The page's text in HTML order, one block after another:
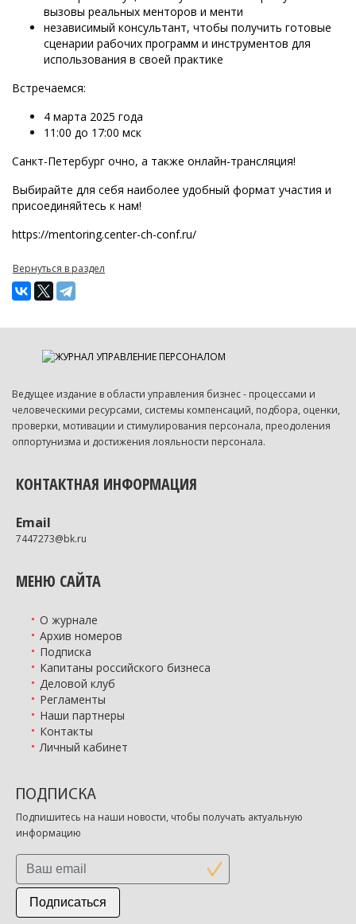
вызовы реальных менторов и менти
независимый консультант, чтобы получить готовые
сценарии рабочих программ и инструментов для
использования в своей практике
Встречаемся:
4 марта 2025 года
11:00 до 17:00 мск
Санкт-Петербург очно, а также онлайн-трансляция!
Выбирайте для себя наиболее удобный формат участия и
присоединяйтесь к нам!
https://mentoring.center-ch-conf.ru/
Вернуться в раздел
Ведущее издание в области управления бизнес - процессами и
человеческими ресурсами, системы компенсаций, подбора, оценки,
проверки, мотивации и стимулирования персонала, преодоления
оппортунизма и достижения лояльности персонала.
КОНТАКТНАЯ ИНФОРМАЦИЯ
Email
7447273@bk.ru
МЕНЮ САЙТА
О журнале
Архив номеров
Подписка
Капитаны российского бизнеса
Деловой клуб
Регламенты
Наши партнеры
Контакты
Личный кабинет
ПОДПИСКА
Подпишитесь на наши новости, чтобы получать актуальную
информацию
Подписаться